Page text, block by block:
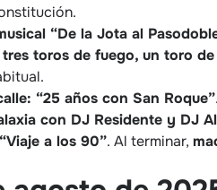
“De la Jota al
tres toros de fuego, un toro
“25 años con San Roque”
con DJ Residente y DJ
a los 90”. Al terminar,